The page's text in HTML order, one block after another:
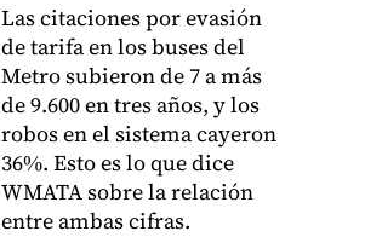
Las citaciones por evasión
de tarifa en los buses del
Metro subieron de 7 a más
de 9.600 en tres años, y los
robos en el sistema cayeron
36%. Esto es lo que dice
WMATA sobre la relación
entre ambas cifras.